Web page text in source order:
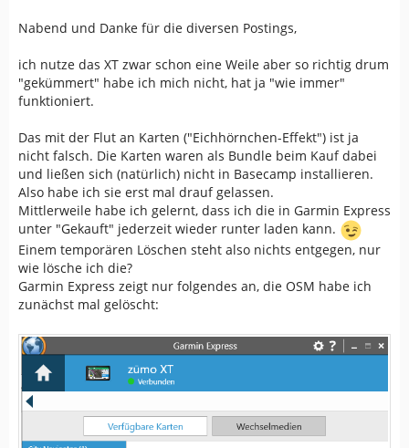
Nabend und Danke für die diversen Postings,
ich nutze das XT zwar schon eine Weile aber so richtig drum
"gekümmert" habe ich mich nicht, hat ja "wie immer"
funktioniert.
Das mit der Flut an Karten ("Eichhörnchen-Effekt") ist ja
nicht falsch. Die Karten waren als Bundle beim Kauf dabei
und ließen sich (natürlich) nicht in Basecamp installieren.
Also habe ich sie erst mal drauf gelassen.
Mittlerweile habe ich gelernt, dass ich die in Garmin Express
unter "Gekauft" jederzeit wieder runter laden kann.
Einem temporären Löschen steht also nichts entgegen, nur
wie lösche ich die?
Garmin Express zeigt nur folgendes an, die OSM habe ich
zunächst mal gelöscht: